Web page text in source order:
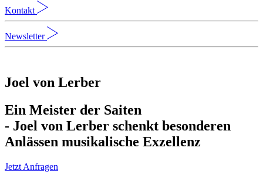
Kontakt
Newsletter
Joel von Lerber
Ein Meister der Saiten
- Joel von Lerber schenkt besonderen
Anlässen musikalische Exzellenz
Jetzt Anfragen